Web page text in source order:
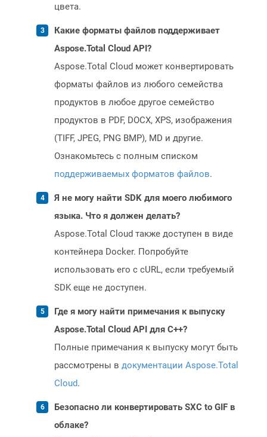
цвета.
Какие форматы файлов поддерживает
Aspose.Total Cloud API?
Aspose.Total Cloud может конвертировать
форматы файлов из любого семейства
продуктов в любое другое семейство
продуктов в PDF, DOCX, XPS, изображения
(TIFF, JPEG, PNG BMP), MD и другие.
Ознакомьтесь с полным списком
поддерживаемых форматов файлов.
Я не могу найти SDK для моего любимого
языка. Что я должен делать?
Aspose.Total Cloud также доступен в виде
контейнера Docker. Попробуйте
использовать его с cURL, если требуемый
SDK еще не доступен.
Где я могу найти примечания к выпуску
Aspose.Total Cloud API для C++?
Полные примечания к выпуску могут быть
рассмотрены в документации Aspose.Total
Cloud.
Безопасно ли конвертировать SXC to GIF в
облаке?